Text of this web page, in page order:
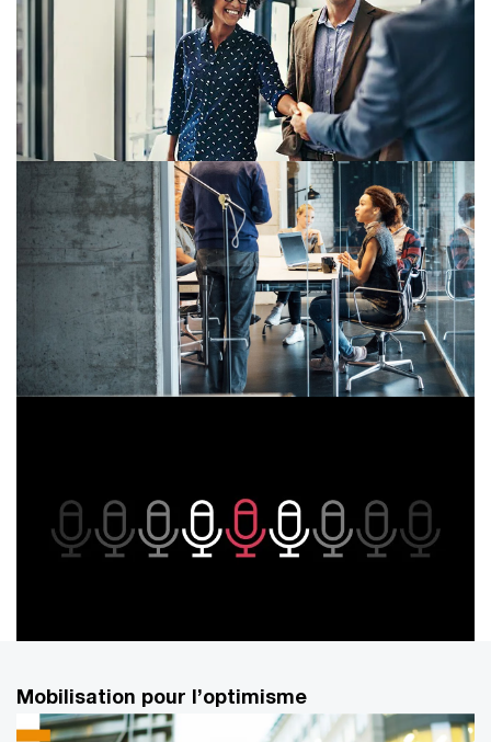
Montefiore Investment et PwC : ensemble vers
une croissance durable
Le M&A comme accélérateur de la transformation
des entreprises | Hors-série Décryptages
Mobilisation pour l’optimisme